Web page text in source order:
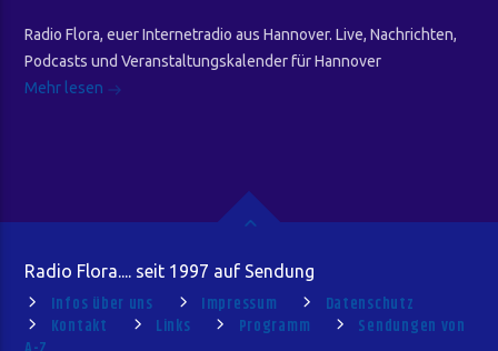
Radio Flora, euer Internetradio aus Hannover. Live, Nachrichten,
Podcasts und Veranstaltungskalender für Hannover
Mehr lesen
Radio Flora.... seit 1997 auf Sendung
Infos über uns Impressum
Datenschutz
Kontakt
Links Programm
Sendungen von